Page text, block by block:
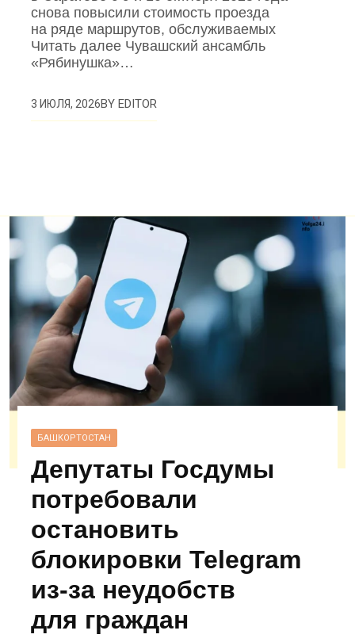
снова повысили стоимость проезда
на ряде маршрутов, обслуживаемых
Читать далее Чувашский ансамбль
«Рябинушка»…
3 ИЮЛЯ, 2026BYEDITOR
БАШКОРТОСТАН
Депутаты Госдумы
потребовали
остановить
блокировки Telegram
из‑за неудобств
для граждан